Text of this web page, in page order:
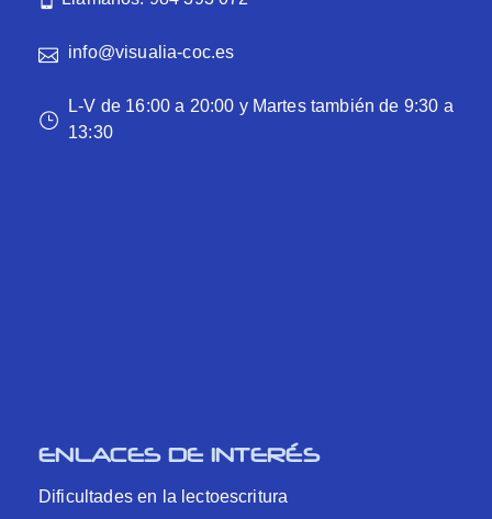
info@visualia-coc.es
L-V de 16:00 a 20:00 y Martes también de 9:30 a
13:30
ENLACES DE INTERÉS
Dificultades en la lectoescritura